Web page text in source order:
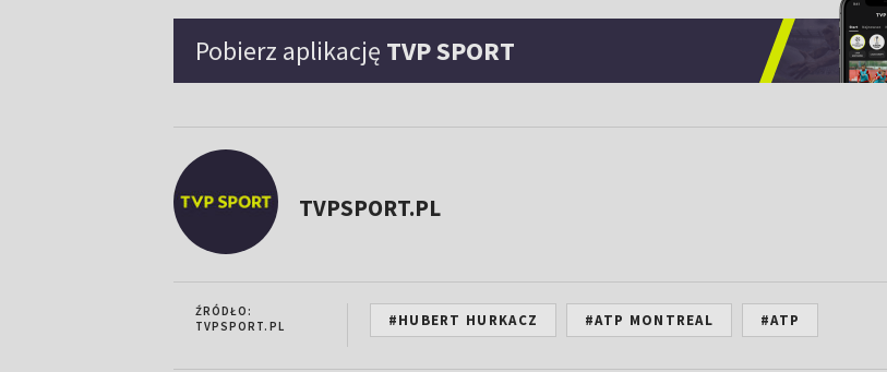
Pobierz aplikację TVP SPORT
TVPSPORT.PL
ŹRÓDŁO:
TVPSPORT.PL
#HUBERT HURKACZ #ATP MONTREAL #ATP